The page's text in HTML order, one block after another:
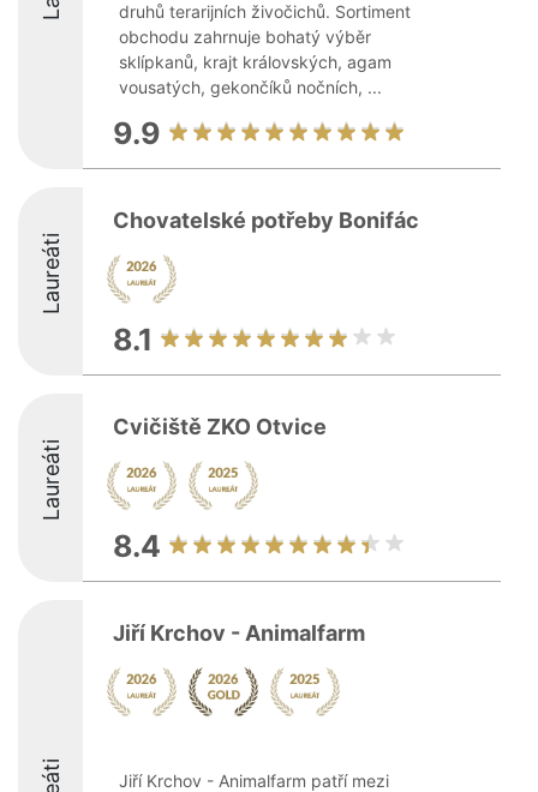
druhů terarijních živočichů. Sortiment
obchodu zahrnuje bohatý výběr
sklípkanů, krajt královských, agam
vousatých, gekončíků nočních, ...
9.9
Laureáti
Chovatelské potřeby Bonifác
8.1
Laureáti
Cvičiště ZKO Otvice
8.4
Jiří Krchov - Animalfarm
Jiří Krchov - Animalfarm patří mezi